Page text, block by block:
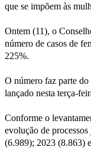
que se impõem às
Ontem (11), o
número de casos de
225%.
O número faz parte
lançado nesta terça-
Conforme o
evolução de
(6.989); 2023 (8.863)